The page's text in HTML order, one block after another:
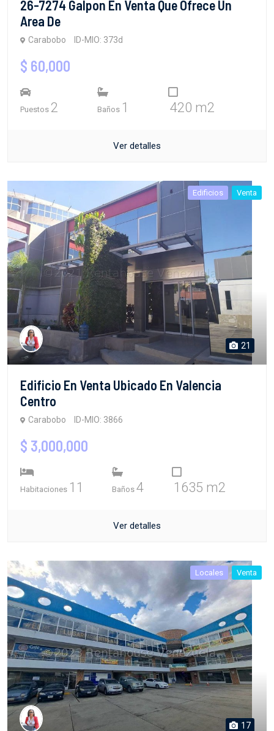
26-7274 Galpon En Venta Que Ofrece Un
Area De
Carabobo ID-MIO: 373d
$ 60,000
Puestos 2 Baños 1 420 m2
Ver detalles
Edificios Venta
21
Edificio En Venta Ubicado En Valencia
Centro
Carabobo ID-MIO: 3866
$ 3,000,000
Habitaciones 11 Baños 4 1635 m2
Ver detalles
Locales Venta
17